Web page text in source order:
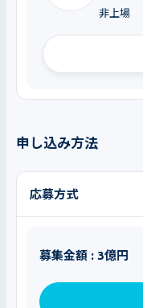
非上場
申し込み方法
応募方式
募集金額 : 3億円